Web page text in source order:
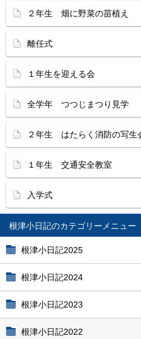
根津小日記
根津小日記2025
根津小日記2024
根津小日記2023
根津小日記2022
２年生 畑に野菜の苗植え
離任式
１年生を迎える会
全学年 つつじまつり見学
２年生 はたらく消防の写生
１年生 交通安全教室
入学式